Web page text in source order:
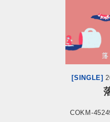
[SINGLE]
COKM-